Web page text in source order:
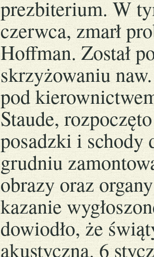
prezbiterium. W
czerwca, zmarł
Hoffman. Został
skrzyżowaniu
pod
Staude,
posadzki i schody
grudniu
obrazy oraz
kazanie
dowiodło, że
akustyczna. 6